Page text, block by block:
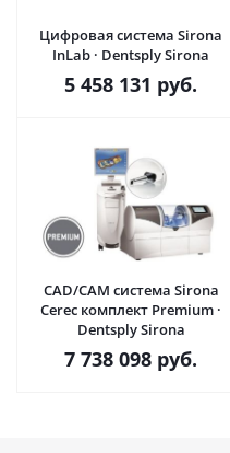
Цифровая система Sirona
InLab · Dentsply Sirona
5 458 131 руб.
CAD/CAM система Sirona
Cerec комплект Premium ·
Dentsply Sirona
7 738 098 руб.